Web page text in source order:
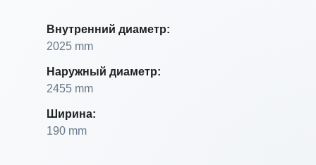
Внутренний диаметр:
2025 mm
Наружный диаметр:
2455 mm
Ширина:
190 mm